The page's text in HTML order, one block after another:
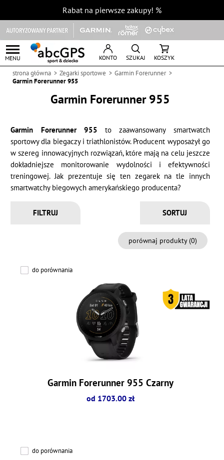
Rabat na pierwsze zakupy! %
MENU KONTO SZUKAJ KOSZYK
strona główna Zegarki sportowe
Garmin Forerunner
Garmin Forerunner 955
Garmin Forerunner 955
Garmin Forerunner 955 to zaawansowany smartwatch
sportowy dla biegaczy i triathlonistów. Producent wyposażył go
w szereg innowacyjnych rozwiązań, które mają na celu jeszcze
dokładniejsze monitorowanie wydolności i efektywności
treningowej. Jak prezentuje się ten zegarek na tle innych
smartwatchy biegowych amerykańskiego producenta?
FILTRUJ
porównaj produkty (0)
do porównania
Garmin Forerunner 955 Czarny
od 1703.00 zł
do porównania